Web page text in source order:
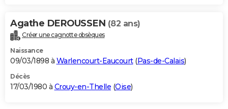
Agathe DEROUSSEN (82 ans)
Créer une cagnotte obsèques
Naissance
09/03/1898 à Warlencourt-Eaucourt(Pas-de-Calais)
Décès
17/03/1980 à Crouy-en-Thelle (Oise)